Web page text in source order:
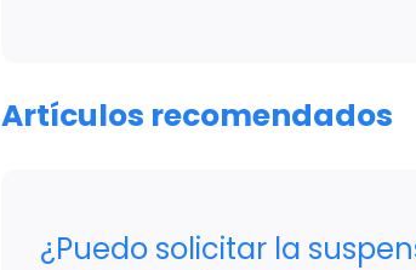
Artículos recomendados
¿Puedo solicitar la